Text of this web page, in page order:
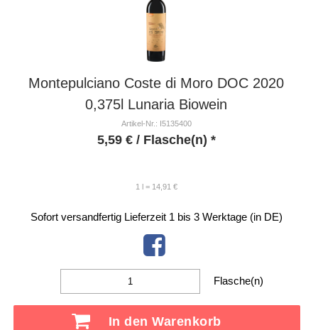
Montepulciano Coste di Moro DOC 2020
0,375l Lunaria Biowein
Artikel-Nr.: I5135400
5,59 €/ Flasche(n) *
1 l = 14,91 €
Sofort versandfertig Lieferzeit 1 bis 3 Werktage (in DE)
Flasche(n)
In den Warenkorb